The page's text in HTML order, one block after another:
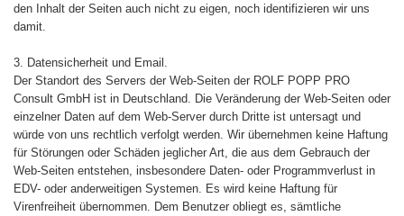
den Inhalt der Seiten auch nicht zu eigen, noch identifizieren wir uns
damit.
3. Datensicherheit und Email.
Der Standort des Servers der Web-Seiten der ROLF POPP PRO
Consult GmbH ist in Deutschland. Die Veränderung der Web-Seiten oder
einzelner Daten auf dem Web-Server durch Dritte ist untersagt und
würde von uns rechtlich verfolgt werden. Wir übernehmen keine Haftung
für Störungen oder Schäden jeglicher Art, die aus dem Gebrauch der
Web-Seiten entstehen, insbesondere Daten- oder Programmverlust in
EDV- oder anderweitigen Systemen. Es wird keine Haftung für
Virenfreiheit übernommen. Dem Benutzer obliegt es, sämtliche